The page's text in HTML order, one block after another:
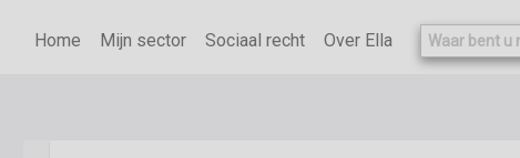
Home Mijn sector Sociaal recht Over Ella
Dit document is niet beschikbaar in je huidige abonnement.